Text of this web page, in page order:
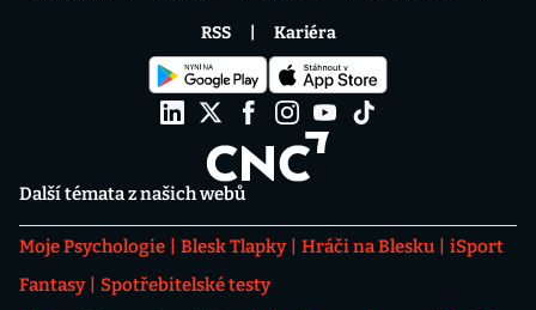
Další témata z našich webů
Moje Psychologie Blesk Tlapky Hráči na Blesku
iSport
Fantasy
Spotřebitelské testy
RSS Kariéra